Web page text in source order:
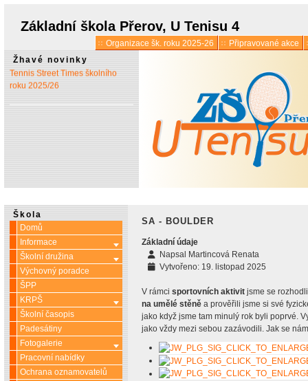
Základní škola Přerov, U Tenisu 4
Organizace šk. roku 2025-26
Připravované akce
Žhavé novinky
prázdninách
* 13. 5.:Vyšlo 6. číslo časopisu
Tennis Street Times školního
roku 2025/26
Škola
Domů
Informace
Více o: Informace
Školní družina Více o: Školní družina
Výchovný poradce
ŠPP
KRPŠ
Více o: KRPŠ
Školní časopis
Padesátiny
Fotogalerie
Více o: Fotogalerie
Pracovní nabídky
Ochrana oznamovatelů
SA - BOULDER
Základní údaje
Napsal Martincová Renata
Vytvořeno: 19. listopad 2025
V rámci sportovních aktivitjsme se
na umělé stěněa prověřili jsme si své
jako když jsme tam minulý rok byli poprvé.
jako vždy mezi sebou zazávodili. Jak se